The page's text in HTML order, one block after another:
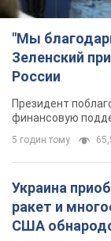
"Мы
Зеленский
России
Президент
финансовую
5 годин тому
Украина
ракет и
США